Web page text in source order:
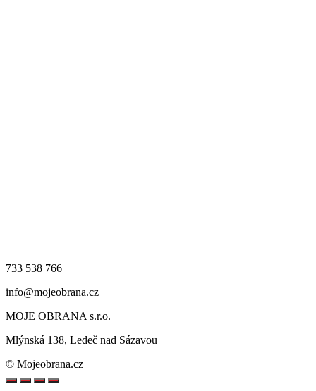
733 538 766
info@mojeobrana.cz
MOJE OBRANA s.r.o.
Mlýnská 138, Ledeč nad Sázavou
© Mojeobrana.cz